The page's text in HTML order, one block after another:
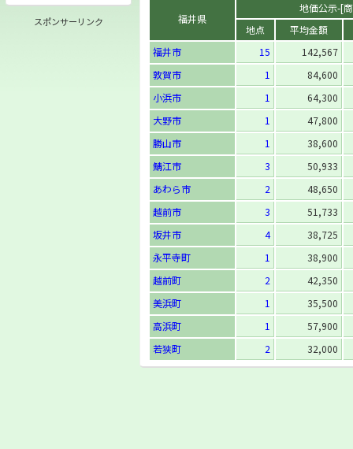
福井県
地価公示-[
地点
平均金額
福井市
15
142,567
敦賀市
1
84,600
小浜市
1
64,300
大野市
1
47,800
勝山市
1
38,600
鯖江市
3
50,933
あわら市
2
48,650
越前市
3
51,733
坂井市
4
38,725
永平寺町
1
38,900
越前町
2
42,350
美浜町
1
35,500
高浜町
1
57,900
若狭町
2 32,000
スポンサーリンク